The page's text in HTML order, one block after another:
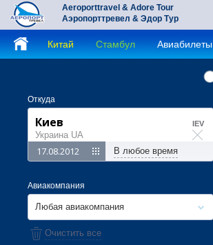
Aeroporttravel & Adore Tour
Аэропорттревел & Эдор Тур
Китай Стамбул Авиабилеты
Откуда
Украина UA
IEV
В любое время
Авиакомпания
Любая авиакомпания
Очистить все